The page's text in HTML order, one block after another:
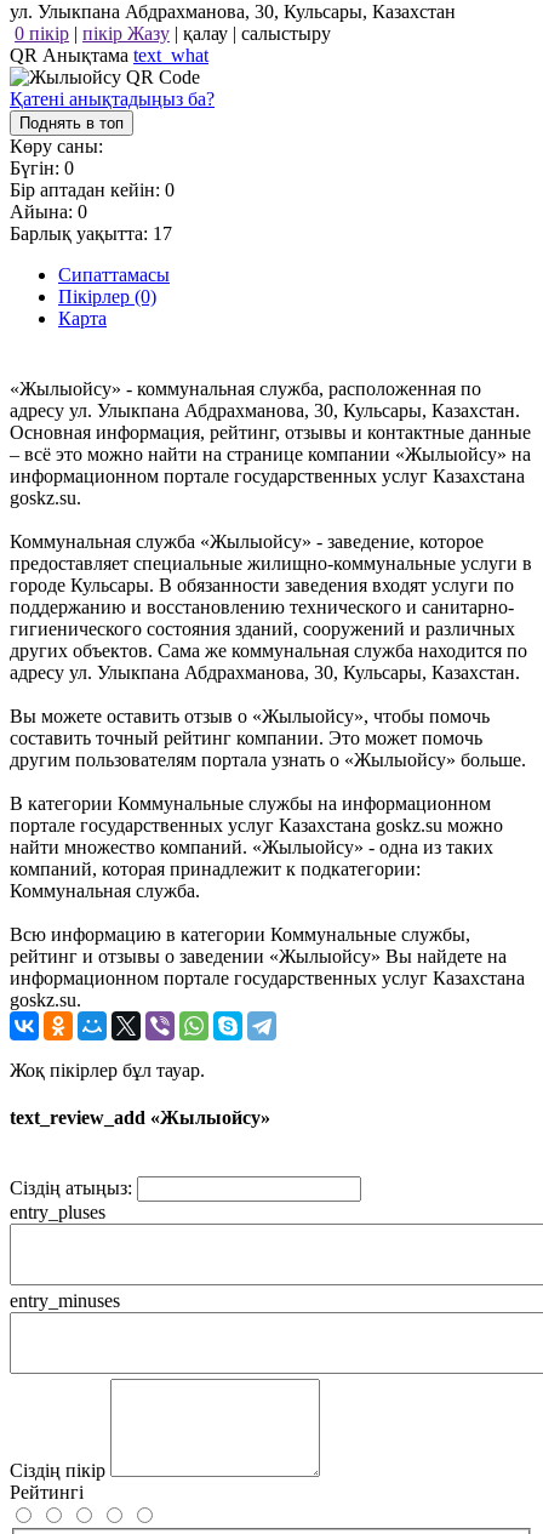
ул. Улыкпана Абдрахманова, 30, Кульсары, Казахстан
0 пікір | пікір Жазу | қалау | салыстыру
QR Анықтама text_what
Қатені анықтадыңыз ба?
Поднять в топ
Көру саны:
Бүгін: 0
Бір аптадан кейін: 0
Айына: 0
Барлық уақытта: 17
Сипаттамасы
Пікірлер (0)
Карта
«Жылыойсу» - коммунальная служба, расположенная по
адресу ул. Улыкпана Абдрахманова, 30, Кульсары, Казахстан.
Основная информация, рейтинг, отзывы и контактные данные
– всё это можно найти на странице компании «Жылыойсу» на
информационном портале государственных услуг Казахстана
goskz.su.
Коммунальная служба «Жылыойсу» - заведение, которое
предоставляет специальные жилищно-коммунальные услуги в
городе Кульсары. В обязанности заведения входят услуги по
поддержанию и восстановлению технического и санитарно-
гигиенического состояния зданий, сооружений и различных
других объектов. Сама же коммунальная служба находится по
адресу ул. Улыкпана Абдрахманова, 30, Кульсары, Казахстан.
Вы можете оставить отзыв о «Жылыойсу», чтобы помочь
составить точный рейтинг компании. Это может помочь
другим пользователям портала узнать о «Жылыойсу» больше.
В категории Коммунальные службы на информационном
портале государственных услуг Казахстана goskz.su можно
найти множество компаний. «Жылыойсу» - одна из таких
компаний, которая принадлежит к подкатегории:
Коммунальная служба.
Всю информацию в категории Коммунальные службы,
рейтинг и отзывы о заведении «Жылыойсу» Вы найдете на
информационном портале государственных услуг Казахстана
goskz.su.
Жоқ пікірлер бұл тауар.
text_review_add «Жылыойсу»
Сіздің атыңыз:
entry_pluses
entry_minuses
Сіздің пікір
Рейтингі